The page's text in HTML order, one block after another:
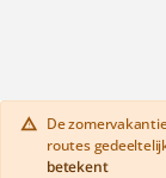
warning De
routes
betekent